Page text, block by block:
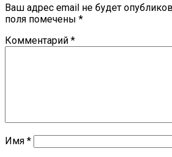
Ваш адрес email не будет
поля помечены *
Комментарий *
Имя *